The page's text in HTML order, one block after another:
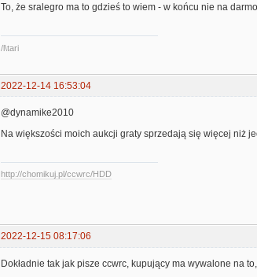
To, że sralegro ma to gdzieś to wiem - w końcu nie na
/l\tari
2022-12-14 16:53:04
@dynamike2010
Na większości moich aukcji graty sprzedają się więcej niż
http://chomikuj.pl/ccwrc/HDD
2022-12-15 08:17:06
Dokładnie tak jak pisze ccwrc, kupujący ma wywalone na